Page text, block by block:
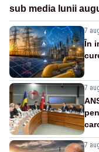
sub media lunii
7
În
7
7